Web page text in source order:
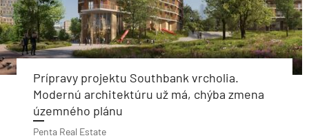
Prípravy projektu Southbank vrcholia.
Modernú architektúru už má, chýba zmena
územného plánu
Penta Real Estate